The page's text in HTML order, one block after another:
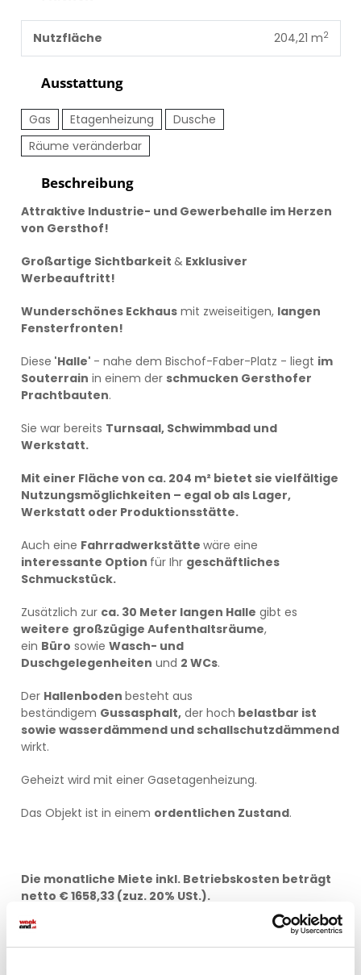
Beschreibung
Attraktive Industrie- und Gewerbehalle im Herzen
von Gersthof!
Großartige Sichtbarkeit & Exklusiver
Werbeauftritt!
Wunderschönes Eckhausmit zweiseitigen, langen
Fensterfronten!
Diese 'Halle' - nahe dem Bischof-Faber-Platz - liegt im
Souterrain in einem der schmucken Gersthofer
Prachtbauten.
Sie war bereits Turnsaal, Schwimmbad und
Werkstatt.
Mit einer Fläche von ca. 204 m² bietet sie vielfältige
Nutzungsmöglichkeiten – egal ob als Lager,
Werkstatt oder Produktionsstätte.
Auch eine Fahrradwerkstätte wäre eine
interessante Option für Ihr geschäftliches
Schmuckstück.
Zusätzlich zur ca. 30 Meter langen Halle gibt es
weitere großzügige Aufenthaltsräume,
ein Büro sowie Wasch- und
Duschgelegenheiten und 2 WCs.
Der Hallenboden besteht aus
beständigem Gussasphalt,der hoch belastbar ist
sowie wasserdämmend und schallschutzdämmend
wirkt.
Geheizt wird mit einer Gasetagenheizung.
Das Objekt ist in einem ordentlichen Zustand.
Die monatliche Miete inkl. Betriebskosten beträgt
netto € 1658,33 (zuz. 20% USt.).
Nutzfläche 204,21 m2
Ausstattung
Gas Etagenheizung
Dusche
Räume veränderbar